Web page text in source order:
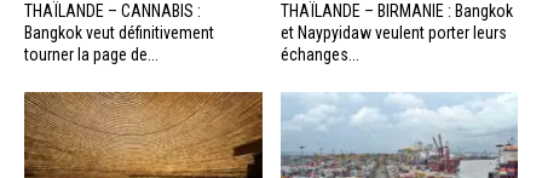
THAÏLANDE – CANNABIS :
Bangkok veut définitivement
tourner la page de...
THAÏLANDE – BIRMANIE : Bangkok
et Naypyidaw veulent porter leurs
échanges...